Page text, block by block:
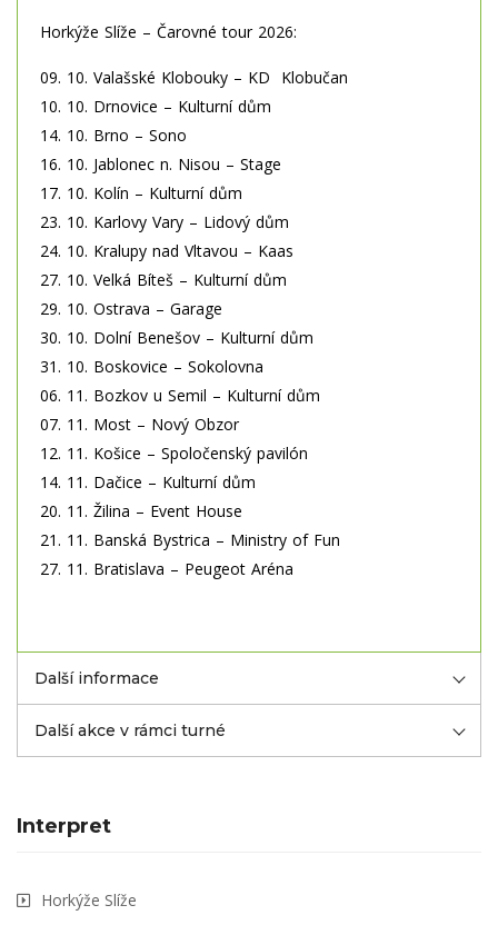
Horkýže Slíže – Čarovné tour 2026:
09. 10. Valašské Klobouky – KD Klobučan
10. 10. Drnovice – Kulturní dům
14. 10. Brno – Sono
16. 10. Jablonec n. Nisou – Stage
17. 10. Kolín – Kulturní dům
23. 10. Karlovy Vary – Lidový dům
24. 10. Kralupy nad Vltavou – Kaas
27. 10. Velká Bíteš – Kulturní dům
29. 10. Ostrava – Garage
30. 10. Dolní Benešov – Kulturní dům
31. 10. Boskovice – Sokolovna
06. 11. Bozkov u Semil – Kulturní dům
07. 11. Most – Nový Obzor
12. 11. Košice – Spoločenský pavilón
14. 11. Dačice – Kulturní dům
20. 11. Žilina – Event House
21. 11. Banská Bystrica – Ministry of Fun
27. 11. Bratislava – Peugeot Aréna
Další informace
Další akce v rámci turné
Interpret
Horkýže Slíže